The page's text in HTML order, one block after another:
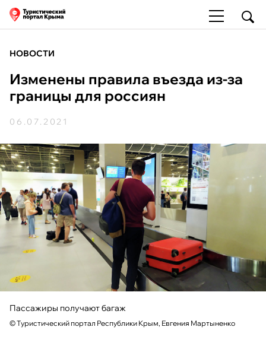
НОВОСТИ
Изменены правила въезда из-за
границы для россиян
06.07.2021
Пассажиры получают багаж
©Туристический портал Республики Крым, Евгения Мартыненко